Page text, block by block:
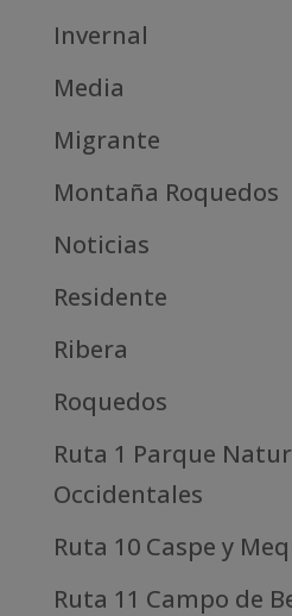
Invernal
Media
Migrante
Montaña Roquedos
Noticias
Residente
Ribera
Roquedos
Ruta 1 Parque
Occidentales
Ruta 10 Caspe y
Ruta 11 Campo de